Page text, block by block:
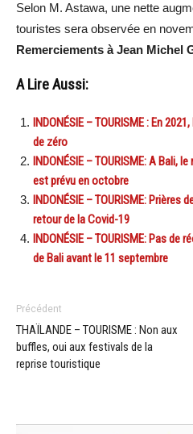
Selon M. Astawa, une nette
touristes sera observée en
Remerciements à Jean Michel
A Lire Aussi:
INDONÉSIE – TOURISME : En
de zéro
INDONÉSIE – TOURISME: A Bali,
est prévu en octobre
INDONÉSIE – TOURISME:
retour de la Covid-19
INDONÉSIE – TOURISME: Pas
de Bali avant le 11 septembre
Précédent
THAÏLANDE – TOURISME : Non aux
buffles, oui aux festivals de la
reprise touristique